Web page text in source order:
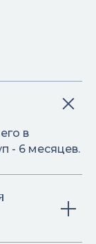
в
- 6 месяцев.